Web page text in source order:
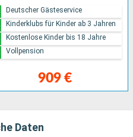
909 €
Deutscher Gästeservice
Kinderklubs für Kinder ab 3 Jahren
Kostenlose Kinder bis 18 Jahre
Vollpension
Daten